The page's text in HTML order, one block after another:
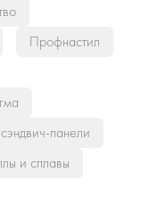
Профнастил
панели
и сплавы